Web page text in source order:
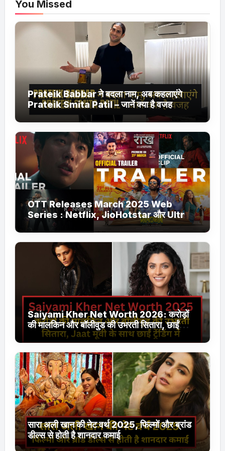
You Missed
Prateik Babbar ने बदला नाम, अब कहलाएंगे
Prateik Smita Patil – जानें क्या है वजह
OTT Releases March 2025 Web
Series : Netflix, JioHotstar और Ultra
Jhakaas पर नई वेब सीरीज और फिल्में
Saiyami Kher Net Worth 2026: करोड़ों
की मालकिन और बॉलीवुड की उभरती सितारा, छाईं
ट्रेंडिंग में
सारा अली खान की नेट वर्थ 2025, फिल्मों और ब्रांड
डील्स से होती है शानदार कमाई